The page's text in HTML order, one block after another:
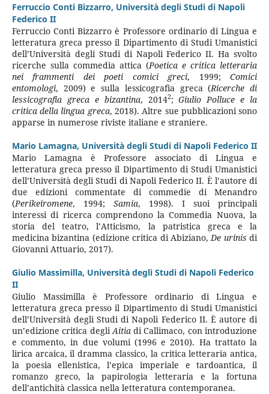
Ferruccio Conti Bizzarro, Università degli Studi di Napoli
Federico II
Ferruccio Conti Bizzarro è Professore ordinario di Lingua e
letteratura greca presso il Dipartimento di Studi Umanistici
dell’Università degli Studi di Napoli Federico II. Ha svolto
ricerche sulla commedia attica (Poetica e critica letteraria
nei frammenti dei poeti comici greci, 1999;Comici
entomologi, 2009) e sulla lessicografia greca (Ricerche di
lessicografia greca e bizantina, 20142;Giulio Polluce e la
critica della lingua greca, 2018). Altre sue pubblicazioni sono
apparse in numerose riviste italiane e straniere.
Mario Lamagna, Università degli Studi di Napoli Federico II
Mario Lamagna è Professore associato di Lingua e
letteratura greca presso il Dipartimento di Studi Umanistici
dell’Università degli Studi di Napoli Federico II. È l’autore di
due edizioni commentate di commedie di Menandro
(Perikeiromene, 1994; Samia, 1998). I suoi principali
interessi di ricerca comprendono la Commedia Nuova, la
storia del teatro, l’Atticismo, la patristica greca e la
medicina bizantina (edizione critica di Abiziano, De urinis di
Giovanni Attuario, 2017).
Giulio Massimilla, Università degli Studi di Napoli Federico
II
Giulio Massimilla è Professore ordinario di Lingua e
letteratura greca presso il Dipartimento di Studi Umanistici
dell’Università degli Studi di Napoli Federico II. È autore di
un’edizione critica degli Aitiadi Callimaco, con introduzione
e commento, in due volumi (1996 e 2010). Ha trattato la
lirica arcaica, il dramma classico, la critica letteraria antica,
la poesia ellenistica, l’epica imperiale e tardoantica, il
romanzo greco, la papirologia letteraria e la fortuna
dell’antichità classica nella letteratura contemporanea.